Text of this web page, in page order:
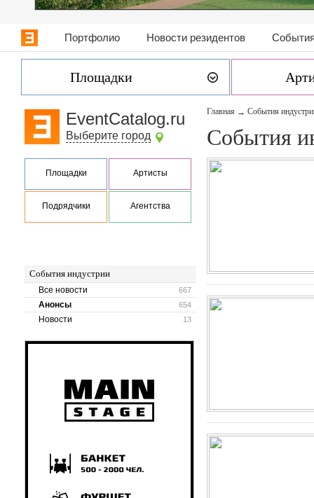
Портфолио Новости резидентов
Площадки
EventCatalog.ru
Выберите город
Площадки Артисты
Подрядчики Агентства
События индустрии
667
Все новости
654
Анонсы
13
Новости
Главная → События
События